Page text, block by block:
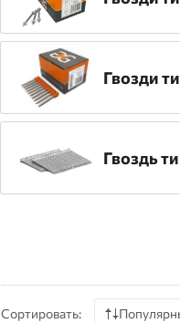
Гвозди
Гвоздь
Сортировать: